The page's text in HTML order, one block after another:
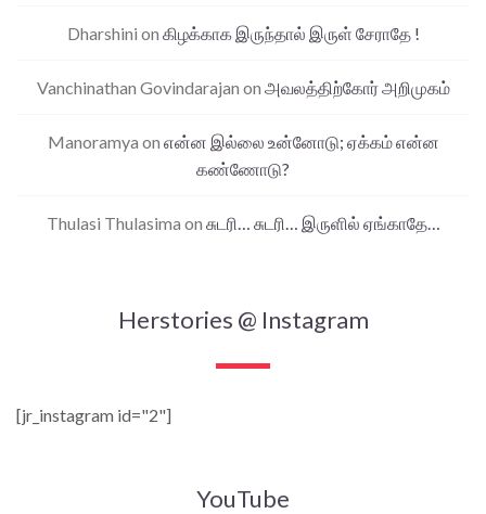
Dharshini on கிழக்காக இருந்தால் இருள் சேராதே !
Vanchinathan Govindarajan on அவலத்திற்கோர் அறிமுகம்
Manoramya on என்ன இல்லை உன்னோடு; ஏக்கம் என்ன
கண்ணோடு?
Thulasi Thulasima on சுடரி… சுடரி… இருளில் ஏங்காதே…
Herstories @ Instagram
[jr_instagram id="2"]
YouTube